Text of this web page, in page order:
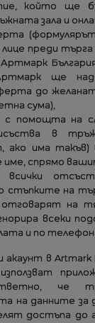
който ще
зала и
преди търга
ще
до
сума),
с помощта на
в
ако има
име, спрямо
всички
стъпките на
на
всеки
и по
акаунт в
че
на данните за
достъпа до